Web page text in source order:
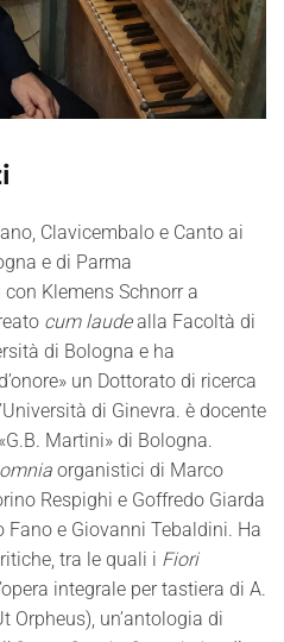
Clavicembalo e Canto ai
e di Parma
Klemens Schnorr a
cum laudealla Facoltà di
di Bologna e ha
un Dottorato di ricerca
di Ginevra. è docente
Martini» di Bologna.
omnia organistici di Marco
Respighi e Goffredo Giarda
Fano e Giovanni Tebaldini. Ha
tra le quali i Fiori
integrale per tastiera di A.
Orpheus), un’antologia di